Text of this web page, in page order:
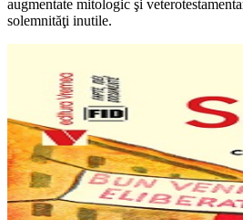
augmentate mitologic şi
solemnităţi inutile.